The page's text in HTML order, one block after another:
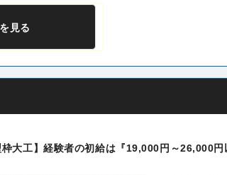
を見る
工】経験者の初給は『19,000円～26,000